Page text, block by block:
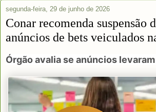
segunda-feira, 29 de junho de 2026
Conar recomenda suspensão
anúncios de bets veiculados
Órgão avalia se anúncios